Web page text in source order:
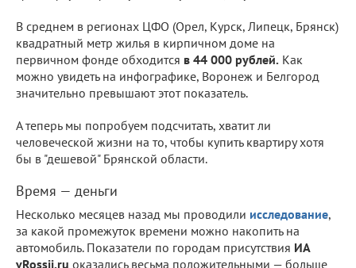
В среднем в регионах ЦФО (Орел, Курск, Липецк, Брянск)
квадратный метр жилья в кирпичном доме на
первичном фонде обходится в 44 000 рублей. Как
можно увидеть на инфографике, Воронеж и Белгород
значительно превышают этот показатель.
А теперь мы попробуем подсчитать, хватит ли
человеческой жизни на то, чтобы купить квартиру хотя
бы в "дешевой" Брянской области.
Время — деньги
Несколько месяцев назад мы проводили исследование,
за какой промежуток времени можно накопить на
автомобиль. Показатели по городам присутствия ИА
vRossii.ru оказались весьма положительными — больше